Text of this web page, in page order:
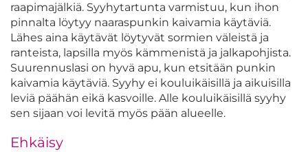
raapimajälkiä. Syyhytartunta varmistuu, kun ihon
pinnalta löytyy naaraspunkin kaivamia käytäviä.
Lähes aina käytävät löytyvät sormien väleistä ja
ranteista, lapsilla myös kämmenistä ja jalkapohjista.
Suurennuslasi on hyvä apu, kun etsitään punkin
kaivamia käytäviä. Syyhy ei kouluikäisillä ja aikuisilla
leviä päähän eikä kasvoille. Alle kouluikäisillä syyhy
sen sijaan voi levitä myös pään alueelle.
Ehkäisy